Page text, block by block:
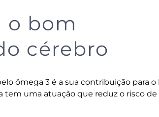
o bom
cérebro
ômega 3 é a sua contribuição para
tem uma atuação que reduz o risco